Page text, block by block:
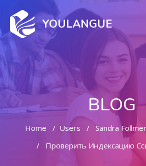
YOULANGUE
BLOG
Home Users Sandra Follmer
Проверить Индексацию